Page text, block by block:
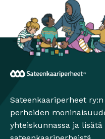
Sateenkaariperheet
perheiden
yhteiskunnassa ja